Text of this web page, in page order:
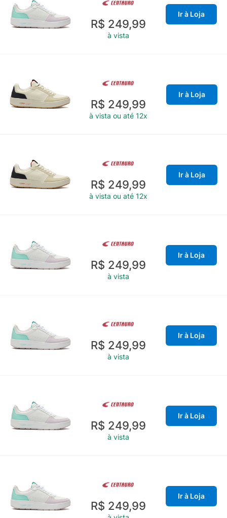
R$ 249,99
à vista
Ir à Loja
R$ 249,99
à vista ou até 12x
Ir à Loja
R$ 249,99
à vista ou até 12x
Ir à Loja
R$ 249,99
à vista
Ir à Loja
R$ 249,99
à vista
Ir à Loja
R$ 249,99
à vista
Ir à Loja
R$ 249,99
Ir à Loja